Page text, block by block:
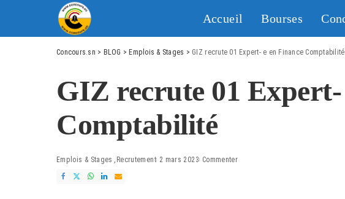
Accueil Bourses
Concours.sn > BLOG > Emplois & Stages > GIZ recrute 01 Expert- e en Finance Comptabilité
GIZ recrute 01 Expert-
Comptabilité
Emplois & Stages Recrutement 2 mars 2023 Commenter